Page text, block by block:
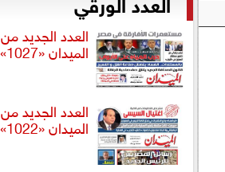
العدد الجديد
الميدان «1027»
العدد الجديد
الميدان «1022»